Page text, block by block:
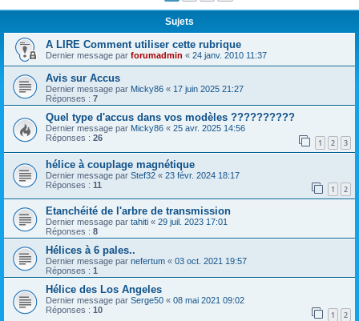
e
Sujets
A LIRE Comment utiliser cette rubrique
Dernier message par forumadmin « 24 janv. 2010 11:37
Avis sur Accus
Dernier message par Micky86 « 17 juin 2025 21:27
Réponses : 7
Quel type d'accus dans vos modèles ??????????
Dernier message par Micky86 « 25 avr. 2025 14:56
Réponses : 26 1 2 3
hélice à couplage magnétique
Dernier message par Stef32 « 23 févr. 2024 18:17
Réponses : 11 1 2
Etanchéité de l'arbre de transmission
Dernier message par tahiti « 29 juil. 2023 17:01
Réponses : 8
Hélices à 6 pales..
Dernier message par nefertum « 03 oct. 2021 19:57
Réponses : 1
Hélice des Los Angeles
Dernier message par Serge50 « 08 mai 2021 09:02
Réponses : 10 1 2